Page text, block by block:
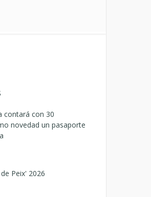
contará con 30
novedad un pasaporte
Peix' 2026